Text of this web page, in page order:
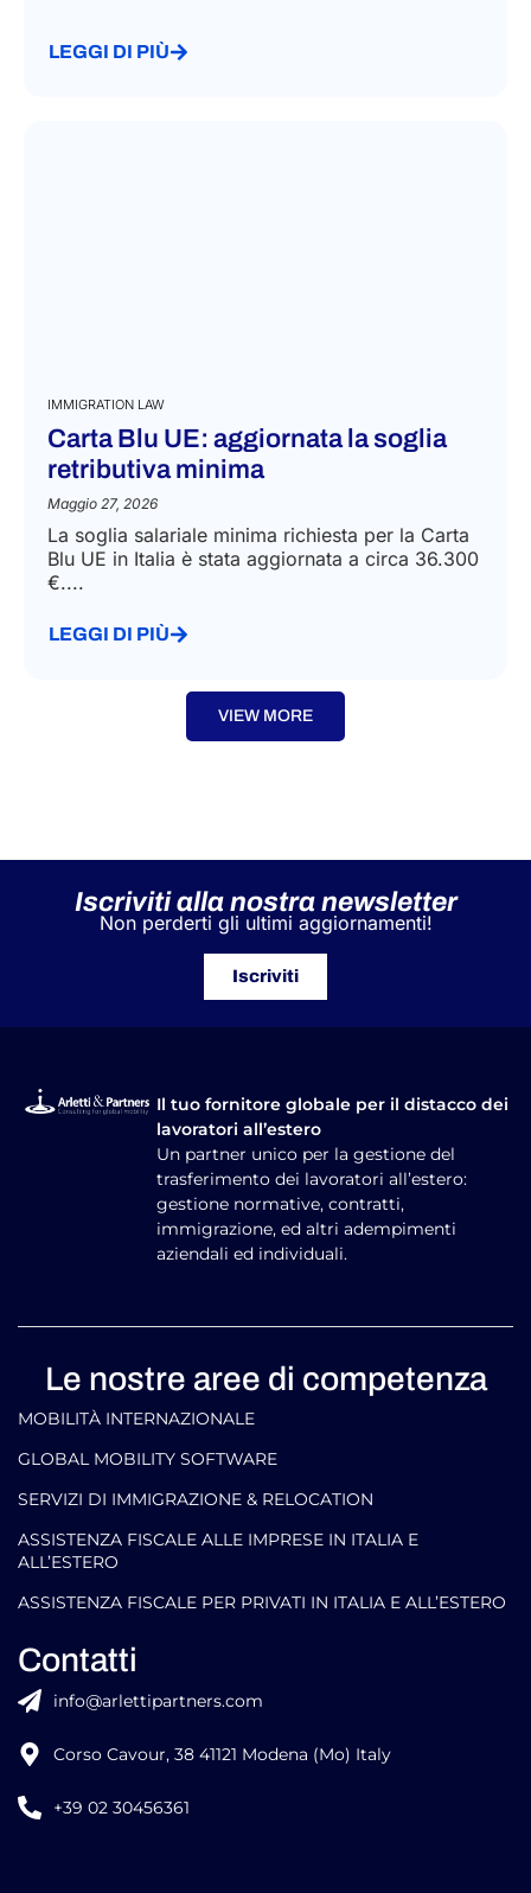
LEGGI DI PIÙ
IMMIGRATION LAW
Carta Blu UE: aggiornata la soglia
retributiva minima
Maggio 27, 2026
La soglia salariale minima richiesta per la Carta
Blu UE in Italia è stata aggiornata a circa 36.300
€....
LEGGI DI PIÙ
VIEW MORE
Iscriviti alla nostra newsletter
Non perderti gli ultimi aggiornamenti!
Iscriviti
Il tuo fornitore globale per il distacco dei
lavoratori all’estero
Un partner unico per la gestione del
trasferimento dei lavoratori all’estero:
gestione normative, contratti,
immigrazione, ed altri adempimenti
aziendali ed individuali.
Le nostre aree di competenza
MOBILITÀ INTERNAZIONALE
GLOBAL MOBILITY SOFTWARE​
SERVIZI DI IMMIGRAZIONE & RELOCATION
ASSISTENZA FISCALE ALLE IMPRESE IN ITALIA E
ALL’ESTERO
ASSISTENZA FISCALE PER PRIVATI IN ITALIA E ALL’ESTERO
Contatti
info@arlettipartners.com
Corso Cavour, 38 41121 Modena (Mo) Italy
+39 02 30456361